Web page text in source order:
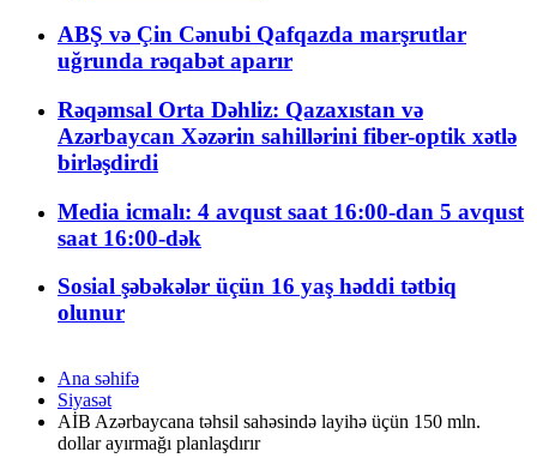
ABŞ və Çin Cənubi Qafqazda marşrutlar
uğrunda rəqabət aparır
Rəqəmsal Orta Dəhliz: Qazaxıstan və
Azərbaycan Xəzərin sahillərini fiber-optik xətlə
birləşdirdi
Media icmalı: 4 avqust saat 16:00-dan 5 avqust
saat 16:00-dək
Sosial şəbəkələr üçün 16 yaş həddi tətbiq
olunur
Ana səhifə
Siyasət
AİB Azərbaycana təhsil sahəsində layihə üçün 150 mln.
dollar ayırmağı planlaşdırır